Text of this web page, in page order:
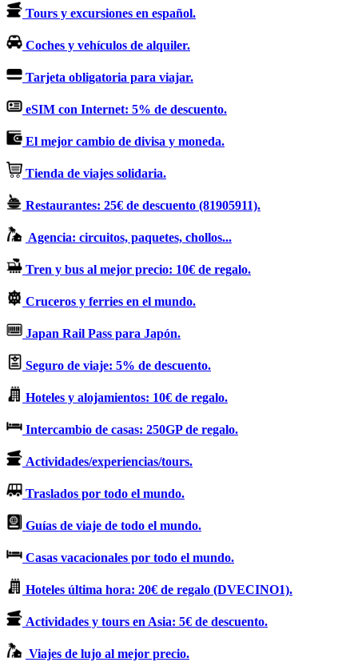
Tours y excursiones en español.
Coches y vehículos de alquiler.
Tarjeta obligatoria para viajar.
eSIM con Internet: 5% de descuento.
El mejor cambio de divisa y moneda.
Tienda de viajes solidaria.
Restaurantes: 25€ de descuento (81905911).
Agencia: circuitos, paquetes, chollos...
Tren y bus al mejor precio: 10€ de regalo.
Cruceros y ferries en el mundo.
Japan Rail Pass para Japón.
Seguro de viaje: 5% de descuento.
Hoteles y alojamientos: 10€ de regalo.
Intercambio de casas: 250GP de regalo.
Actividades/experiencias/tours.
Traslados por todo el mundo.
Guías de viaje de todo el mundo.
Casas vacacionales por todo el mundo.
Hoteles última hora: 20€ de regalo (DVECINO1).
Actividades y tours en Asia: 5€ de descuento.
Viajes de lujo al mejor precio.